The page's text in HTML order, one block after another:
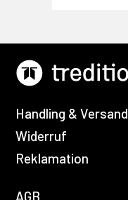
Handling & Versand
Widerruf
Reklamation
AGB